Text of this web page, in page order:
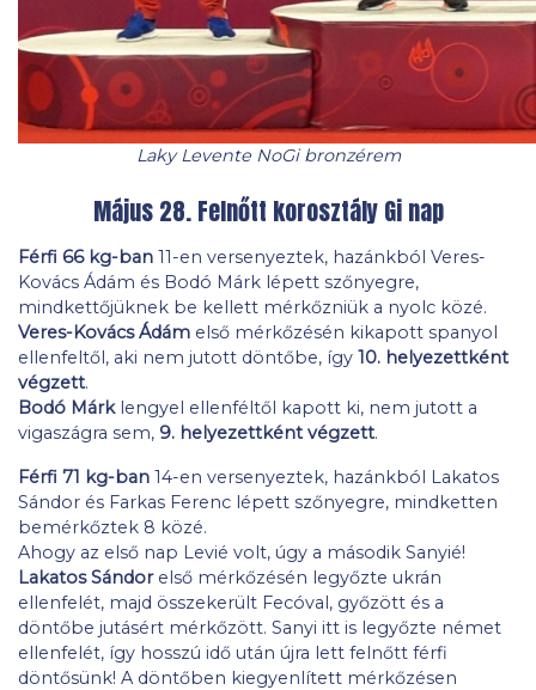
Laky Levente NoGi bronzérem
Május 28. Felnőtt korosztály Gi nap
Férfi 66 kg-ban 11-en versenyeztek, hazánkból Veres-
Kovács Ádám és Bodó Márk lépett szőnyegre,
mindkettőjüknek be kellett mérkőzniük a nyolc közé.
Veres-Kovács Ádám első mérkőzésén kikapott spanyol
ellenfeltől, aki nem jutott döntőbe, így 10. helyezettként
végzett.
Bodó Márklengyel ellenféltől kapott ki, nem jutott a
vigaszágra sem, 9. helyezettként végzett.
Férfi 71 kg-ban 14-en versenyeztek, hazánkból Lakatos
Sándor és Farkas Ferenc lépett szőnyegre, mindketten
bemérkőztek 8 közé.
Ahogy az első nap Levié volt, úgy a második Sanyié!
Lakatos Sándorelső mérkőzésén legyőzte ukrán
ellenfelét, majd összekerült Fecóval, győzött és a
döntőbe jutásért mérkőzött. Sanyi itt is legyőzte német
ellenfelét, így hosszú idő után újra lett felnőtt férfi
döntősünk! A döntőben kiegyenlített mérkőzésen